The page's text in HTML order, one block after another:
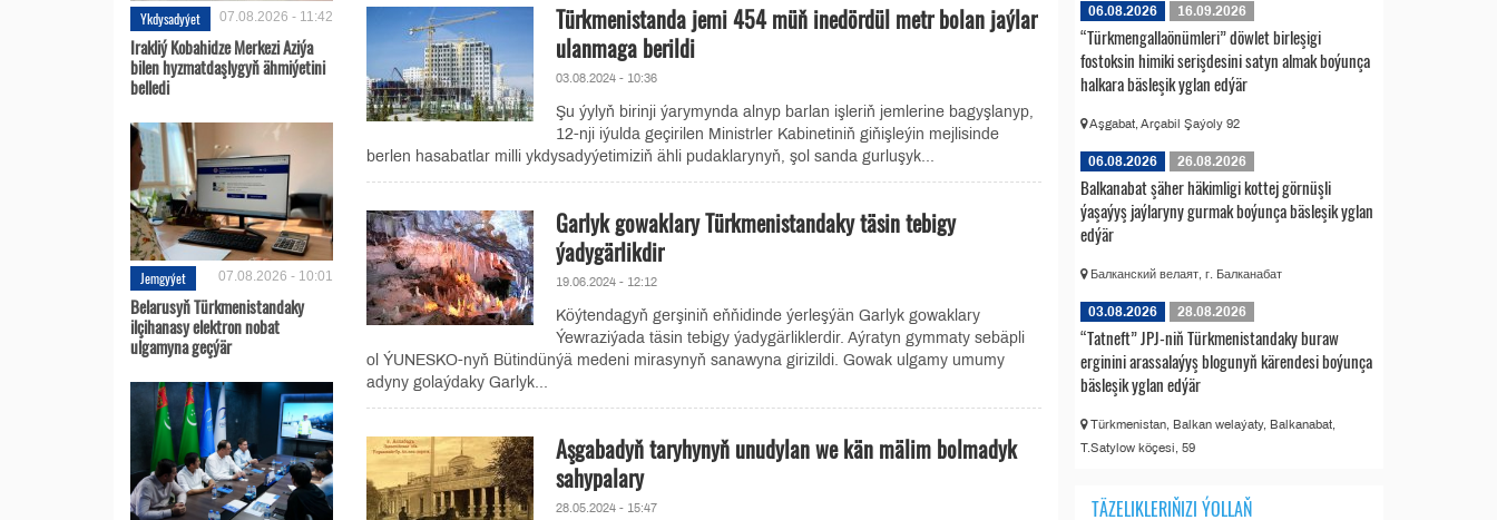
Ykdysadyýet 07.08.2026 - 11:42
Irakliý Kobahidze Merkezi Aziýa
bilen hyzmatdaşlygyň ähmiýetini
belledi
Jemgyýet 07.08.2026 - 10:01
Belarusyň Türkmenistandaky
ilçihanasy elektron nobat
ulgamyna geçýär
Türkmenistanda jemi 454 müň inedördül metr bolan jaýlar
ulanmaga berildi
03.08.2024 - 10:36
Şu ýylyň birinji ýarymynda alnyp barlan işleriň jemlerine bagyşlanyp,
12-nji iýulda geçirilen Ministrler Kabinetiniň giňişleýin mejlisinde
berlen hasabatlar milli ykdysadyýetimiziň ähli pudaklarynyň, şol sanda gurluşyk...
Garlyk gowaklary Türkmenistandaky täsin tebigy
ýadygärlikdir
19.06.2024 - 12:12
Köýtendagyň gerşiniň eňňidinde ýerleşýän Garlyk gowaklary
Ýewraziýada täsin tebigy ýadygärliklerdir. Aýratyn gymmaty sebäpli
ol ÝUNESKO-nyň Bütindünýä medeni mirasynyň sanawyna girizildi. Gowak ulgamy umumy
adyny golaýdaky Garlyk...
Aşgabadyň taryhynyň unudylan we kän mälim bolmadyk
sahypalary
28.05.2024 - 15:47
06.08.2026 16.09.2026
“Türkmengallaönümleri” döwlet birleşigi
fostoksin himiki serişdesini satyn almak boýunça
halkara bäsleşik yglan edýär
Aşgabat, Arçabil Şaýoly 92
06.08.2026 26.08.2026
Balkanabat şäher häkimligi kottej görnüşli
ýaşaýyş jaýlaryny gurmak boýunça bäsleşik yglan
edýär
Балканский велаят, г. Балканабат
03.08.2026 28.08.2026
“Tatneft” JPJ-niň Türkmenistandaky buraw
erginini arassalaýyş blogunyň kärendesi boýunça
bäsleşik yglan edýär
Türkmenistan, Balkan welaýaty, Balkanabat,
T.Satylow köçesi, 59
TÄZELIKLERIŇIZI ÝOLLAŇ